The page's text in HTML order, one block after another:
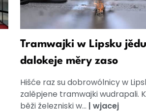
Tramwajki w Lipsku
dalokeje měry zaso
Hišće raz su dobrowólnicy w
zalěpjene tramwajki wudrapali.
běži železniski w... | wjacej